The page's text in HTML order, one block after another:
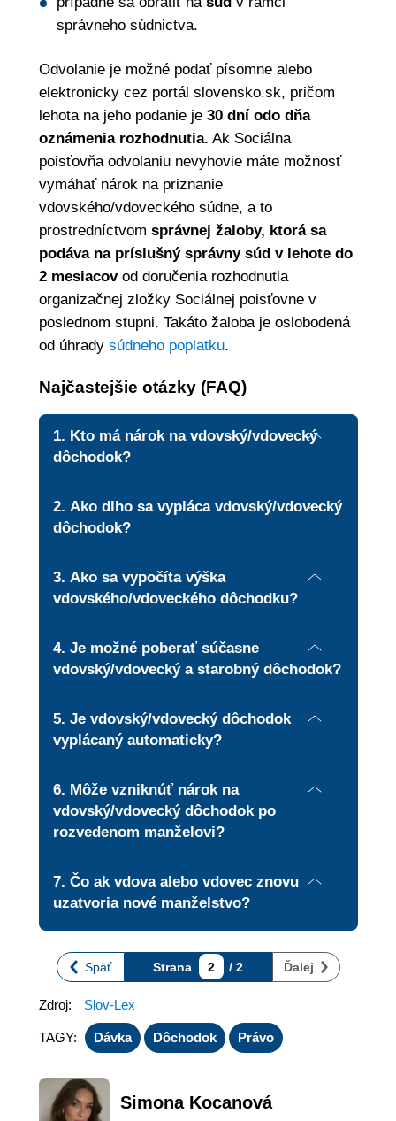
správneho súdnictva.
Odvolanie je možné podať písomne alebo
elektronicky cez portál slovensko.sk, pričom
lehota na jeho podanie je 30 dní odo dňa
oznámenia rozhodnutia. Ak Sociálna
poisťovňa odvolaniu nevyhovie máte možnosť
vymáhať nárok na priznanie
vdovského/vdoveckého súdne, a to
prostredníctvom správnej žaloby, ktorá sa
podáva na príslušný správny súd v lehote do
2 mesiacovod doručenia rozhodnutia
organizačnej zložky Sociálnej poisťovne v
poslednom stupni. Takáto žaloba je oslobodená
od úhrady súdneho poplatku.
Najčastejšie otázky (FAQ)
Kto má nárok na vdovský/vdovecký
dôchodok?
Ako dlho sa vypláca vdovský/vdovecký
dôchodok?
Ako sa vypočíta výška
vdovského/vdoveckého dôchodku?
Je možné poberať súčasne
vdovský/vdovecký a starobný dôchodok?
Je vdovský/vdovecký dôchodok
vyplácaný automaticky?
Môže vzniknúť nárok na
vdovský/vdovecký dôchodok po
rozvedenom manželovi?
Čo ak vdova alebo vdovec znovu
uzatvoria nové manželstvo?
Späť Strana 2 / 2 Ďalej
Zdroj: Slov-Lex
TAGY: Dávka Dôchodok Právo
Simona Kocanová